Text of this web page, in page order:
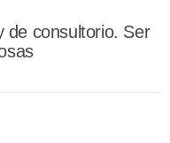
de consultorio. Ser